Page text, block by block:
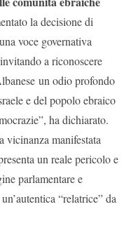
la decisione di
voce governativa
a riconoscere
un odio profondo
e del popolo ebraico
ha dichiarato.
vicinanza manifestata
un reale pericolo e
parlamentare e
“relatrice” da